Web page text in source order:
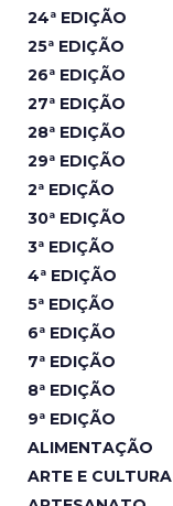
24ª EDIÇÃO
25ª EDIÇÃO
26ª EDIÇÃO
27ª EDIÇÃO
28ª EDIÇÃO
29ª EDIÇÃO
2ª EDIÇÃO
30ª EDIÇÃO
3ª EDIÇÃO
4ª EDIÇÃO
5ª EDIÇÃO
6ª EDIÇÃO
7ª EDIÇÃO
8ª EDIÇÃO
9ª EDIÇÃO
ALIMENTAÇÃO
ARTE E CULTURA